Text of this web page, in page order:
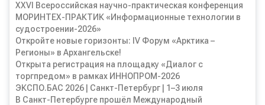
XXVI Всероссийская научно-практическая конференция
МОРИНТЕХ-ПРАКТИК «Информационные технологии в
судостроении-2026»
Откройте новые горизонты: IV Форум «Арктика –
Регионы» в Архангельске!
Открыта регистрация на площадку «Диалог с
торгпредом» в рамках ИННОПРОМ-2026
ЭКСПО.БАС 2026 | Санкт-Петербург | 1–3 июля
В Санкт-Петербурге прошёл Международный